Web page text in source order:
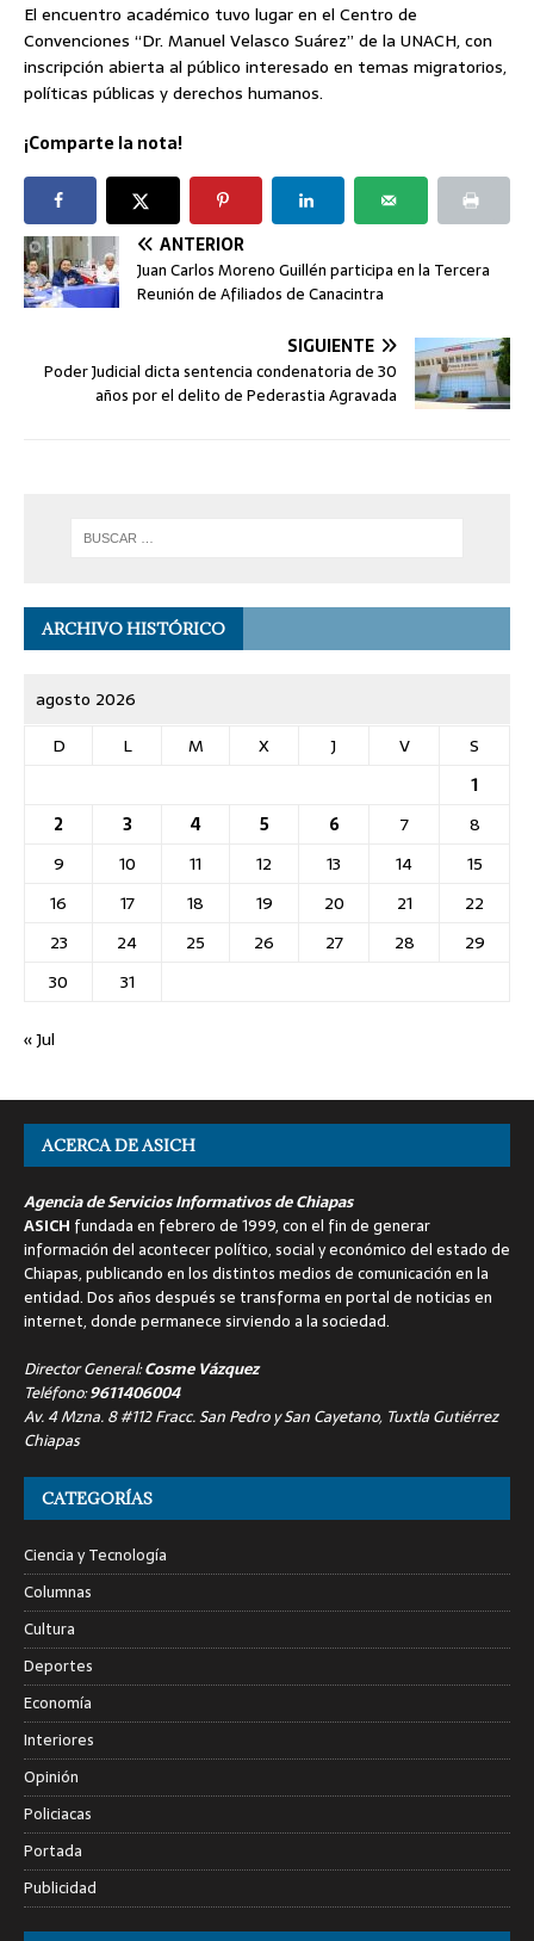
El encuentro académico tuvo lugar en el Centro de
Convenciones “Dr. Manuel Velasco Suárez” de la UNACH, con
inscripción abierta al público interesado en temas migratorios,
políticas públicas y derechos humanos.
¡Comparte la nota!
ANTERIOR
Juan Carlos Moreno Guillén participa en la Tercera
Reunión de Afiliados de Canacintra
SIGUIENTE
Poder Judicial dicta sentencia condenatoria de 30
años por el delito de Pederastia Agravada
ARCHIVO HISTÓRICO
agosto 2026
D
L M X J V
S
1
2
3 4 5 6 7
8
9
10 11 12 13 14
15
16
17 18 19 20 21
22
23
24 25 26 27 28
29
30
31
« Jul
ACERCA DE ASICH
Agencia de Servicios Informativos de Chiapas
ASICH fundada en febrero de 1999, con el fin de generar
información del acontecer político, social y económico del estado de
Chiapas, publicando en los distintos medios de comunicación en la
entidad. Dos años después se transforma en portal de noticias en
internet, donde permanece sirviendo a la sociedad.
Director General:Cosme Vázquez
Teléfono:9611406004
Av. 4 Mzna. 8 #112 Fracc. San Pedro y San Cayetano, Tuxtla Gutiérrez
Chiapas
CATEGORÍAS
Ciencia y Tecnología
Columnas
Cultura
Deportes
Economía
Interiores
Opinión
Policiacas
Portada
Publicidad